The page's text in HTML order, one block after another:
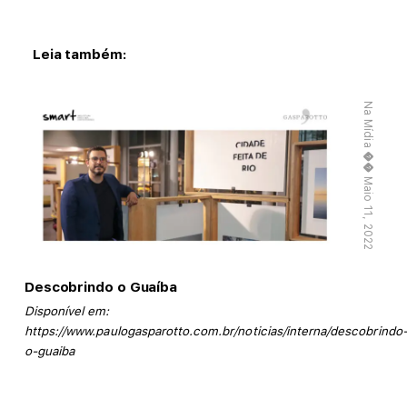
Leia também:
Na Mídia
�� Maio 11, 2022
Descobrindo o Guaíba
Disponível em:
https://www.paulogasparotto.com.br/noticias/interna/descobrindo-
o-guaiba